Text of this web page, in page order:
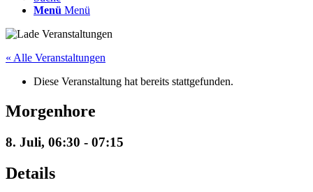
Menü Menü
« Alle Veranstaltungen
Diese Veranstaltung hat bereits stattgefunden.
Morgenhore
8. Juli, 06:30 - 07:15
Details